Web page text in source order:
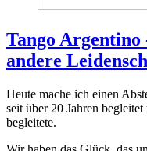
Tango Argentino
andere
Heute mache ich einen
seit über 20 Jahren
begleitete.